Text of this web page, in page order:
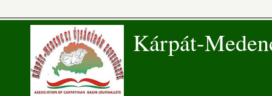
Kárpát-